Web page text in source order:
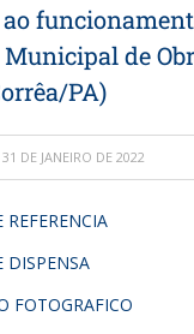
de
PA)
31 DE JANEIRO DE 2022
DISPENSA
FOTOGRAFICO